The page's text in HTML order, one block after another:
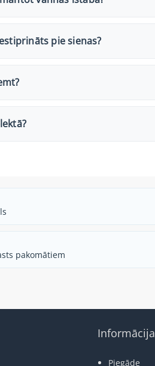
pie sienas?
pakomātiem
Informācija
Piegāde